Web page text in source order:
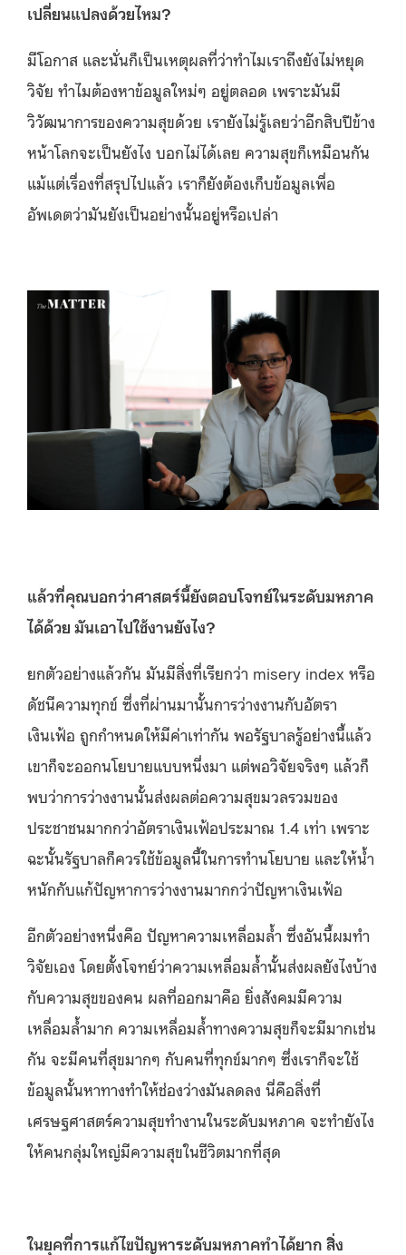
เปลี่ยนแปลงด้วยไหม?
มีโอกาส และนั่นก็เป็นเหตุผลที่ว่าทำไมเราถึงยังไม่หยุด
วิจัย ทำไมต้องหาข้อมูลใหม่ๆ อยู่ตลอด เพราะมันมี
วิวัฒนาการของความสุขด้วย เรายังไม่รู้เลยว่าอีกสิบปีข้าง
หน้าโลกจะเป็นยังไง บอกไม่ได้เลย ความสุขก็เหมือนกัน
แม้แต่เรื่องที่สรุปไปแล้ว เราก็ยังต้องเก็บข้อมูลเพื่อ
อัพเดตว่ามันยังเป็นอย่างนั้นอยู่หรือเปล่า
แล้วที่คุณบอกว่าศาสตร์นี้ยังตอบโจทย์ในระดับมหภาค
ได้ด้วย มันเอาไปใช้งานยังไง?
ยกตัวอย่างแล้วกัน มันมีสิ่งที่เรียกว่า misery index หรือ
ดัชนีความทุกข์ ซึ่งที่ผ่านมานั้นการว่างงานกับอัตรา
เงินเฟ้อ ถูกกำหนดให้มีค่าเท่ากัน พอรัฐบาลรู้อย่างนี้แล้ว
เขาก็จะออกนโยบายแบบหนึ่งมา แต่พอวิจัยจริงๆ แล้วก็
พบว่าการว่างงานนั้นส่งผลต่อความสุขมวลรวมของ
ประชาชนมากกว่าอัตราเงินเฟ้อประมาณ 1.4 เท่า เพราะ
ฉะนั้นรัฐบาลก็ควรใช้ข้อมูลนี้ในการทำนโยบาย และให้น้ำ
หนักกับแก้ปัญหาการว่างงานมากกว่าปัญหาเงินเฟ้อ
อีกตัวอย่างหนึ่งคือ ปัญหาความเหลื่อมล้ำ ซึ่งอันนี้ผมทำ
วิจัยเอง โดยตั้งโจทย์ว่าความเหลื่อมล้ำนั้นส่งผลยังไงบ้าง
กับความสุขของคน ผลที่ออกมาคือ ยิ่งสังคมมีความ
เหลื่อมล้ำมาก ความเหลื่อมล้ำทางความสุขก็จะมีมากเช่น
กัน จะมีคนที่สุขมากๆ กับคนที่ทุกข์มากๆ ซึ่งเราก็จะใช้
ข้อมูลนั้นหาทางทำให้ช่องว่างมันลดลง นี่คือสิ่งที่
เศรษฐศาสตร์ความสุขทำงานในระดับมหภาค จะทำยังไง
ให้คนกลุ่มใหญ่มีความสุขในชีวิตมากที่สุด
ในยุคที่การแก้ไขปัญหาระดับมหภาคทำได้ยาก สิ่ง